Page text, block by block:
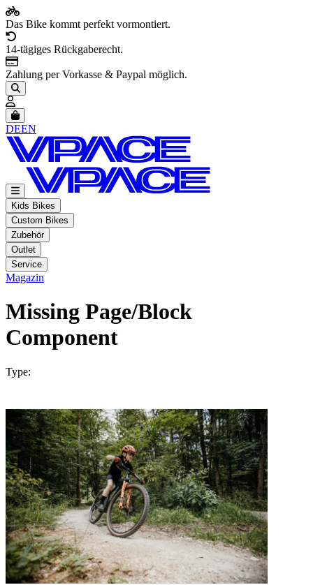
Das Bike kommt perfekt vormontiert.
14-tägiges Rückgaberecht.
Zahlung per Vorkasse & Paypal möglich.
Artikel im Warenkorb, Warenkorb anzeigen
DEEN
Kids Bikes
Custom Bikes
Zubehör
Outlet
Service
Magazin
Missing Page/Block
Component
Type: